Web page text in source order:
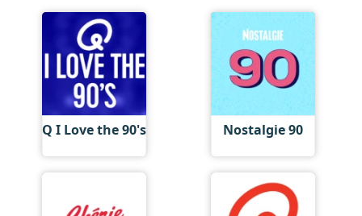
Q I Love the 90's Nostalgie 90